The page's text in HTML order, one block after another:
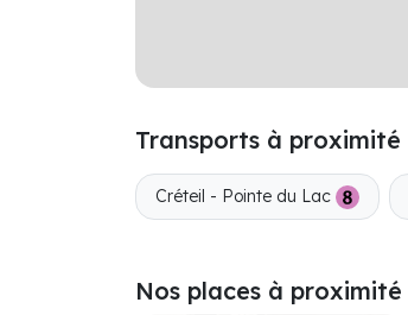
Transports à proximité
Créteil - Pointe du Lac
Nos places à proximité